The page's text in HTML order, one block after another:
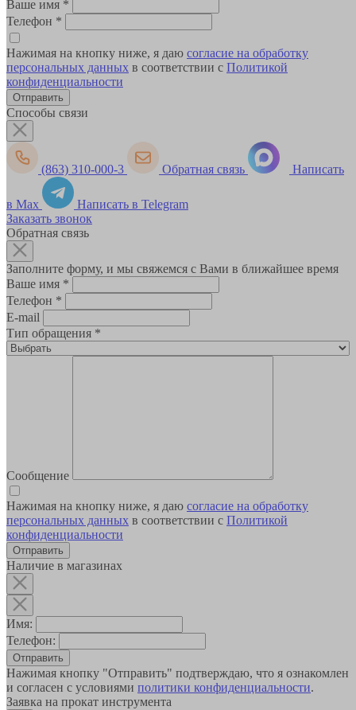
Ваше имя *
Телефон *
Нажимая на кнопку ниже, я даю согласие на обработку
персональных данных в соответствии с Политикой
конфиденциальности
Способы связи
(863) 310-000-3 Обратная связь Написать
в Max
Написать в Telegram
Заказать звонок
Обратная связь
Заполните форму, и мы свяжемся с Вами в ближайшее время
Ваше имя *
Телефон *
E-mail
Тип обращения *
Сообщение
Нажимая на кнопку ниже, я даю согласие на обработку
персональных данных в соответствии с Политикой
конфиденциальности
Наличие в магазинах
Имя:
Телефон:
Отправить
Нажимая кнопку "Отправить" подтверждаю, что я ознакомлен
и согласен с условиями политики конфиденциальности.
Заявка на прокат инструмента